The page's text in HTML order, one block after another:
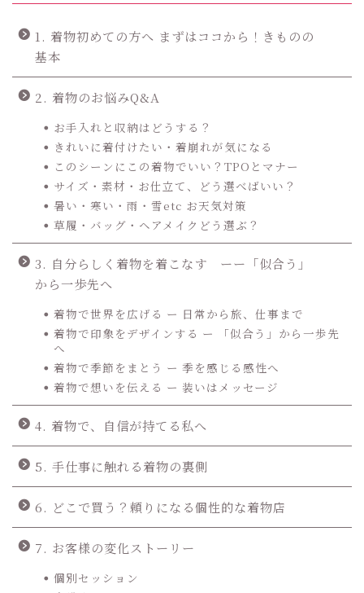
1. 着物初めての方へ まずはココから！きものの
基本
2. 着物のお悩みQ&A
お手入れと収納はどうする？
きれいに着付けたい・着崩れが気になる
このシーンにこの着物でいい？TPOとマナー
サイズ・素材・お仕立て、どう選べばいい？
暑い・寒い・雨・雪etc お天気対策
草履・バッグ・ヘアメイクどう選ぶ？
3. 自分らしく着物を着こなす ーー「似合う」
から一歩先へ
着物で世界を広げる ー 日常から旅、仕事まで
着物で印象をデザインする ー 「似合う」から一歩先
へ
着物で季節をまとう ー 季を感じる感性へ
着物で想いを伝える ー 装いはメッセージ
4. 着物で、自信が持てる私へ
5. 手仕事に触れる着物の裏側
6. どこで買う？頼りになる個性的な着物店
7. お客様の変化ストーリー
個別セッション